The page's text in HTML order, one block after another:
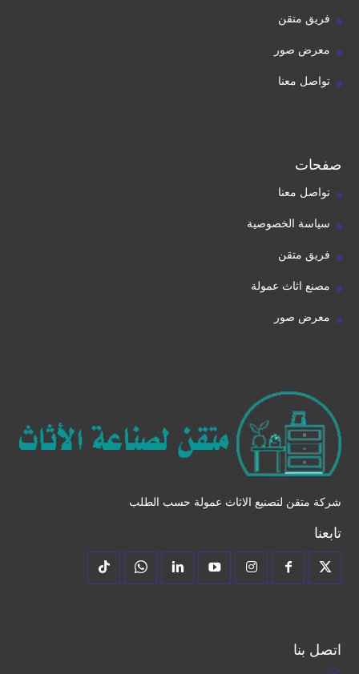
فريق متقن
معرض صور
تواصل معنا
صفحات
تواصل معنا
سياسة الخصوصية
فريق متقن
مصنع اثاث عمولة
معرض صور
شركة متقن لتصنيع الاثاث عمولة حسب الطلب
تابعنا
اتصل بنا